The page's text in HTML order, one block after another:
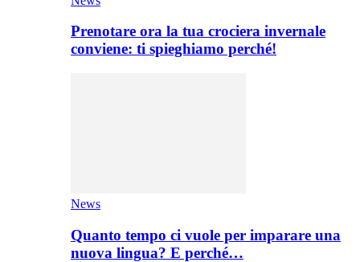
Prenotare ora la tua crociera invernale
conviene: ti spieghiamo perché!
News
Quanto tempo ci vuole per imparare una
nuova lingua? E perché…